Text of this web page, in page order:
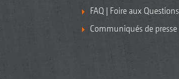
FAQ | Foire aux Questions
Communiqués de presse